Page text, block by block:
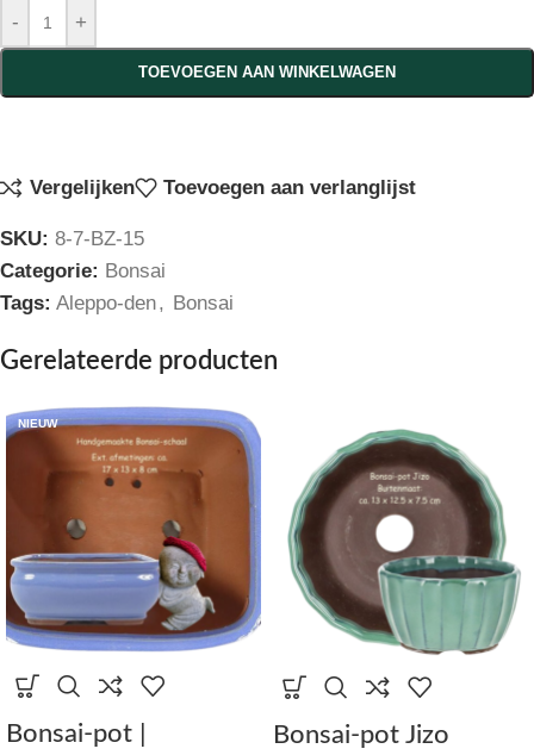
- +
TOEVOEGEN AAN WINKELWAGEN
Vergelijken Toevoegen aan verlanglijst
SKU: 8-7-BZ-15
Categorie: Bonsai
Tags: Aleppo-den, Bonsai
Gerelateerde producten
NIEUW
Bonsai-pot |
Bonsai-pot Jizo